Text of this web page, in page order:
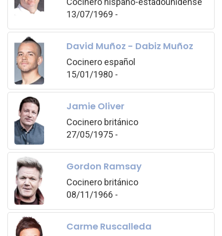
13/07/1969 -
David Muñoz - Dabiz Muñoz
Cocinero español
15/01/1980 -
Jamie Oliver
Cocinero británico
27/05/1975 -
Gordon Ramsay
Cocinero británico
08/11/1966 -
Carme Ruscalleda